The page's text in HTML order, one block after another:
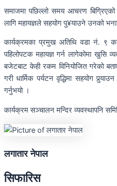
समाजमा पछिल्लो समय आचरण
लागि महायज्ञले सहयोग पु¥याउने उनको
कार्यक्रमका प्रमुख अतिथि वडा नं. ९
पहिलोपटक महायज्ञ गर्न लागेकोमा खुसि
बजेटबाट केही रकम विनियोजित गरेको
गरी धार्मिक पर्यटन वृद्धिमा सहयोग
गर्नुभयो ।
कार्यक्रम सञ्चालन मन्दिर व्यवस्थापनि
लगातार नेपाल
सिफारिस